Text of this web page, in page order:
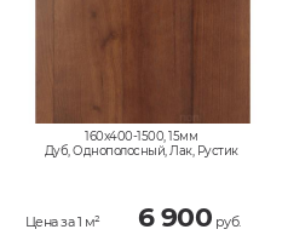
160x400-1500, 15мм
Дуб, Однополосный, Лак, Рустик
Цена за 1 м² 6 900 руб.